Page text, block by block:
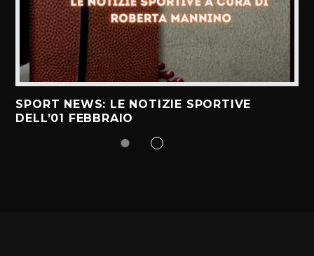
SPORT NEWS: LE NOTIZIE SPORTIVE
DELL’01 FEBBRAIO